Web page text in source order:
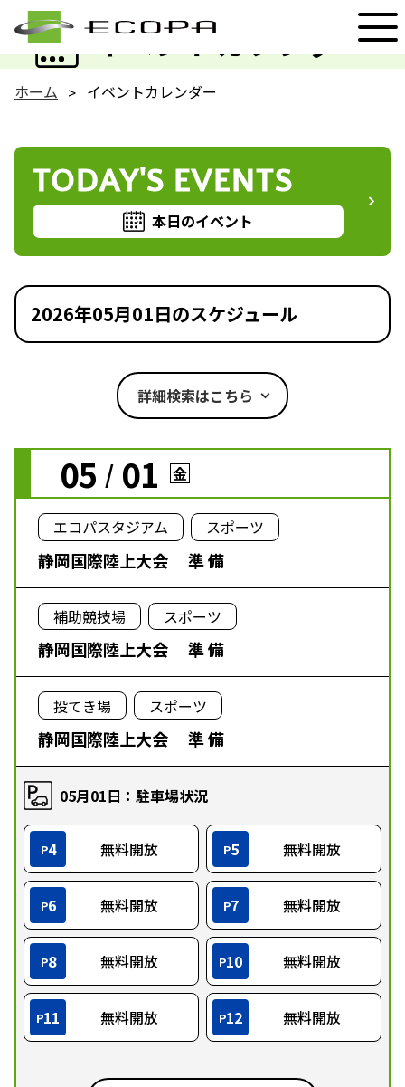
イベントカレンダー
EVENT
ホーム イベントカレンダー
TODAY'S EVENTS
本日のイベント
2026年05月01日のスケジュール
詳細検索はこちら
05 / 01 金
エコパスタジアム スポーツ
静岡国際陸上大会 準 備
補助競技場 スポーツ
静岡国際陸上大会 準 備
投てき場 スポーツ
静岡国際陸上大会 準 備
05月01日：駐車場状況
P4 無料開放 P5 無料開放
P6 無料開放 P7 無料開放
P8 無料開放 P10 無料開放
P11 無料開放 P12 無料開放